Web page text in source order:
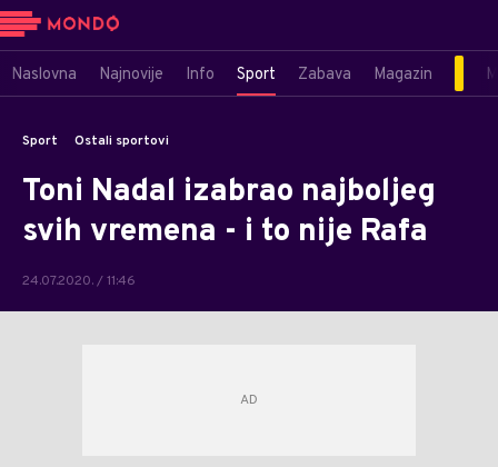
Naslovna Najnovije Info Sport Zabava Magazin
Sport Ostali sportovi
Toni Nadal izabrao najboljeg
svih vremena - i to nije Rafa
24.07.2020. / 11:46